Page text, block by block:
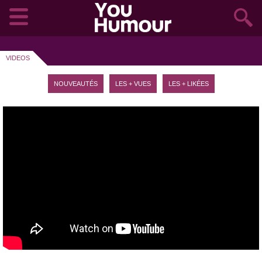
VIDEOS
NOUVEAUTÉS LES + VUES LES + LIKÉES